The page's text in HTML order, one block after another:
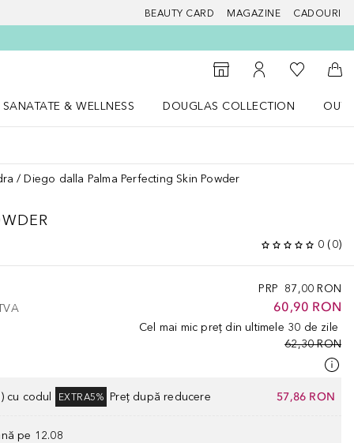
BEAUTY CARD MAGAZINE CADOURI
Către Găsire magazin
Către Contul meu
Către
SANATATE & WELLNESS
DOUGLAS COLLECTION
Diego dalla Palma Perfecting Skin Powder
0 (0)
PRP 87,00 RON
60,90 RON
Cel mai mic preț din ultimele 30 de zile
62,30 RON
cu codul EXTRA5% Preț după reducere 57,86 RON
pe 12.08